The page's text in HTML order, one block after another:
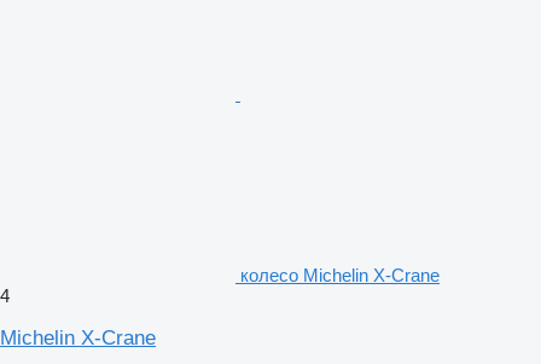
колесо Michelin X-Crane
4
Michelin X-Crane